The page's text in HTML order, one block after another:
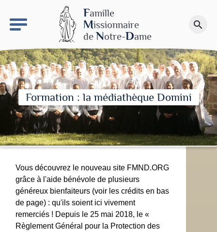
Famille
Missionnaire
de Notre-Dame
search
Faire un don
Formation : la médiathèque Domini
Vous découvrez le nouveau site FMND.ORG
grâce à l'aide bénévole de plusieurs
généreux bienfaiteurs (voir les crédits en bas
de page) : qu'ils soient ici vivement
remerciés ! Depuis le 25 mai 2018, le «
Règlement Général pour la Protection des